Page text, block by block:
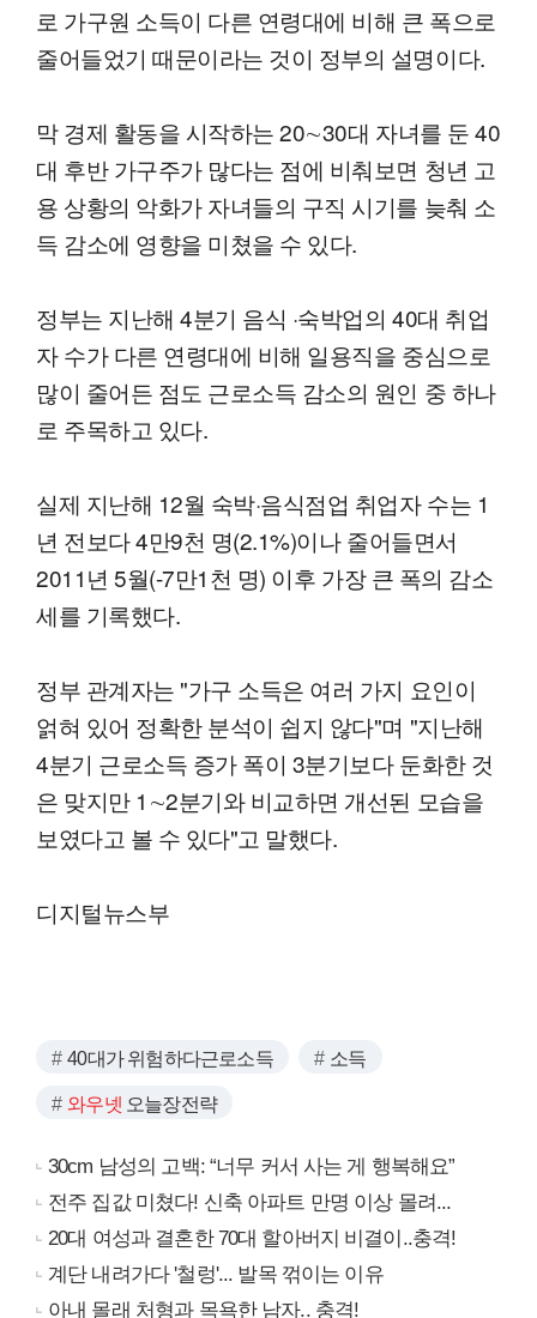
로 가구원 소득이 다른 연령대에 비해 큰 폭으로
줄어들었기 때문이라는 것이 정부의 설명이다.
막 경제 활동을 시작하는 20∼30대 자녀를 둔 40
대 후반 가구주가 많다는 점에 비춰보면 청년 고
용 상황의 악화가 자녀들의 구직 시기를 늦춰 소
득 감소에 영향을 미쳤을 수 있다.
정부는 지난해 4분기 음식 ·숙박업의 40대 취업
자 수가 다른 연령대에 비해 일용직을 중심으로
많이 줄어든 점도 근로소득 감소의 원인 중 하나
로 주목하고 있다.
실제 지난해 12월 숙박·음식점업 취업자 수는 1
년 전보다 4만9천 명(2.1%)이나 줄어들면서
2011년 5월(-7만1천 명) 이후 가장 큰 폭의 감소
세를 기록했다.
정부 관계자는 "가구 소득은 여러 가지 요인이
얽혀 있어 정확한 분석이 쉽지 않다"며 "지난해
4분기 근로소득 증가 폭이 3분기보다 둔화한 것
은 맞지만 1∼2분기와 비교하면 개선된 모습을
보였다고 볼 수 있다"고 말했다.
디지털뉴스부
40대가 위험하다근로소득 소득
와우넷 오늘장전략
30cm 남성의 고백: “너무 커서 사는 게 행복해요”
전주 집값 미쳤다! 신축 아파트 만명 이상 몰려...
20대 여성과 결혼한 70대 할아버지 비결이..충격!
계단 내려가다 '철렁'... 발목 꺾이는 이유
아내 몰래 처형과 목욕한 남자.. 충격!